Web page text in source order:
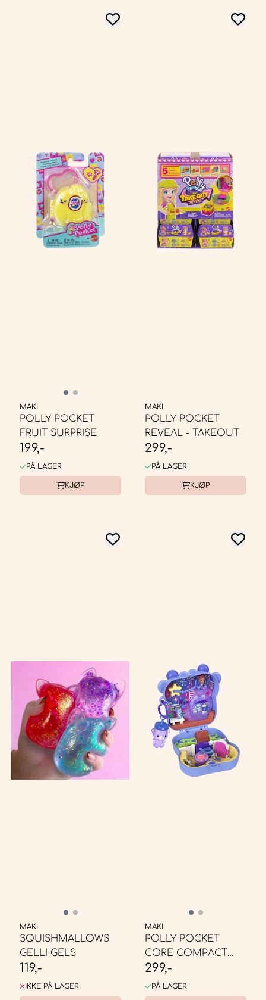
MAKI
POLLY POCKET
FRUIT SURPRISE
199,-
PÅ LAGER
KJØP
MAKI
POLLY POCKET
REVEAL - TAKEOUT
299,-
PÅ LAGER
KJØP
MAKI
SQUISHMALLOWS
GELLI GELS
119,-
IKKE PÅ LAGER
MAKI
POLLY POCKET
CORE COMPACT
BLUE-BEARY
BESTIES
299,-
PÅ LAGER